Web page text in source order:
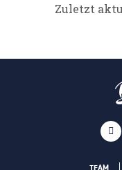
Zuletzt